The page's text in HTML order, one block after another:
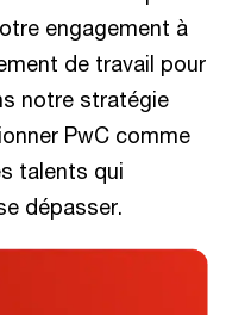
engagement à
de travail pour
notre stratégie
PwC comme
talents qui
dépasser.